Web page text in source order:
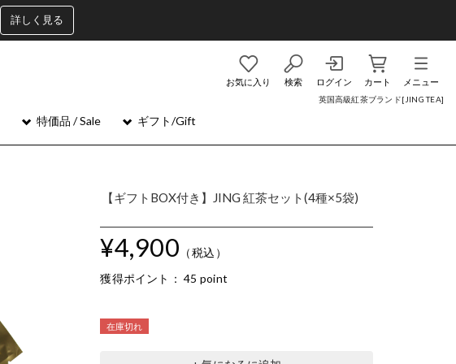
詳しく見る
英国高級紅茶ブランド[JING TEA]
お気に入り 検索 ログイン カート メニュー
特価品 / Sale ギフト/Gift
【ギフトBOX付き】JING 紅茶セット(4種×5袋)
¥4,900 （税込）
獲得ポイント：45 point
在庫切れ